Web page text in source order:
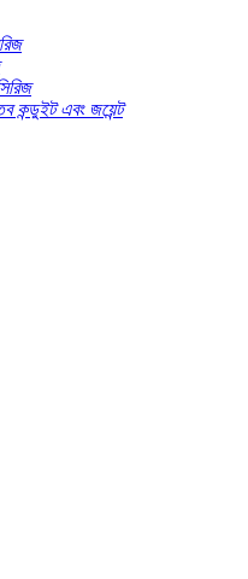
কন্ডুইট এবং জয়েন্ট